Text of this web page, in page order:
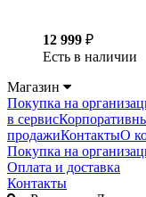
12 999 ₽
Есть в наличии
Магазин
Покупка на
в сервис
продажиКонтактыО
Покупка на
Оплата и доставка
Контакты